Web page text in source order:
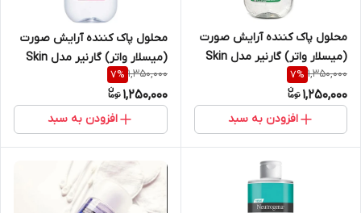
محلول پاک کننده آرایش صورت
(میسلار واتر) گارنیر مدل Skin
Active مناسب پوست چرب و
مختلط حجم 400 میلی لیتر
1,350,000
7%
1,250,000
افزودن به سبد
محلول پاک کننده آرایش صورت
(میسلار واتر) گارنیر مدل Skin
Naturals مناسب پوست های 1,350,000
7%
1,250,000
افزودن به سبد